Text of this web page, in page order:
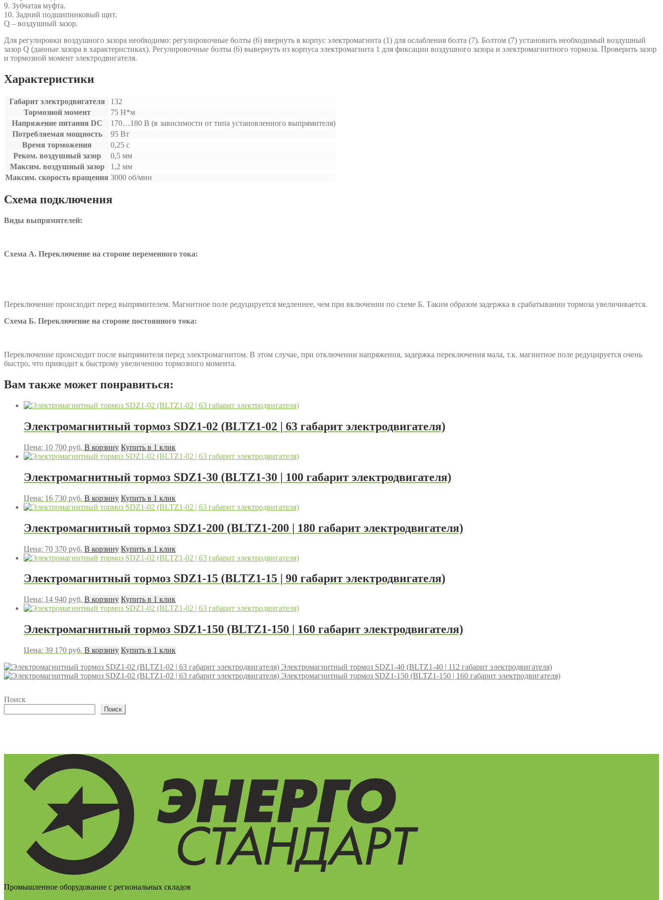
9. Зубчатая муфта.
10. Задний подшипниковый щит.
Q – воздушный зазор.
Для регулировки воздушного зазора необходимо: регулировочные болты (6) ввернуть в корпус электромагнита (1) для ослабления болта (7). Болтом (7) установить необходимый воздушный
зазор Q (данные зазора в характеристиках). Регулировочные болты (6) вывернуть из корпуса электромагнита 1 для фиксации воздушного зазора и электромагнитного тормоза. Проверить зазор
и тормозной момент электродвигателя.
Характеристики
Габарит электродвигателя
132
Тормозной момент
75 Н*м
Напряжение питания DC
170…180 В (в зависимости от типа установленного выпрямителя)
Потребляемая мощность
95 Вт
Время торможения
0,25 с
Реком. воздушный зазор
0,5 мм
Максим. воздушный зазор
1,2 мм
Максим. скорость вращения 3000 об/мин
Схема подключения
Виды выпрямителей:
Схема А. Переключение на стороне переменного тока:
Переключение происходит перед выпрямителем. Магнитное поле редуцируется медленнее, чем при включении по схеме Б. Таким образом задержка в срабатывании тормоза увеличивается.
Схема Б. Переключение на стороне постоянного тока:
Переключение происходит после выпрямителя перед электромагнитом. В этом случае, при отключении напряжения, задержка переключения мала, т.к. магнитное поле редуцируется очень
быстро, что приводит к быстрому увеличению тормозного момента.
Вам также может понравиться:
Электромагнитный тормоз SDZ1-02 (BLTZ1-02 | 63 габарит электродвигателя)
Цена: 10 700 руб. В корзину Купить в 1 клик
Электромагнитный тормоз SDZ1-30 (BLTZ1-30 | 100 габарит электродвигателя)
Цена: 16 730 руб. В корзину Купить в 1 клик
Электромагнитный тормоз SDZ1-200 (BLTZ1-200 | 180 габарит электродвигателя)
Цена: 70 370 руб. В корзину Купить в 1 клик
Электромагнитный тормоз SDZ1-15 (BLTZ1-15 | 90 габарит электродвигателя)
Цена: 14 940 руб. В корзину Купить в 1 клик
Электромагнитный тормоз SDZ1-150 (BLTZ1-150 | 160 габарит электродвигателя)
Цена: 39 170 руб. В корзину Купить в 1 клик
Электромагнитный тормоз SDZ1-40 (BLTZ1-40 | 112 габарит электродвигателя)
Электромагнитный тормоз SDZ1-150 (BLTZ1-150 | 160 габарит электродвигателя)
Поиск
Поиск
Промышленное оборудование с региональных складов